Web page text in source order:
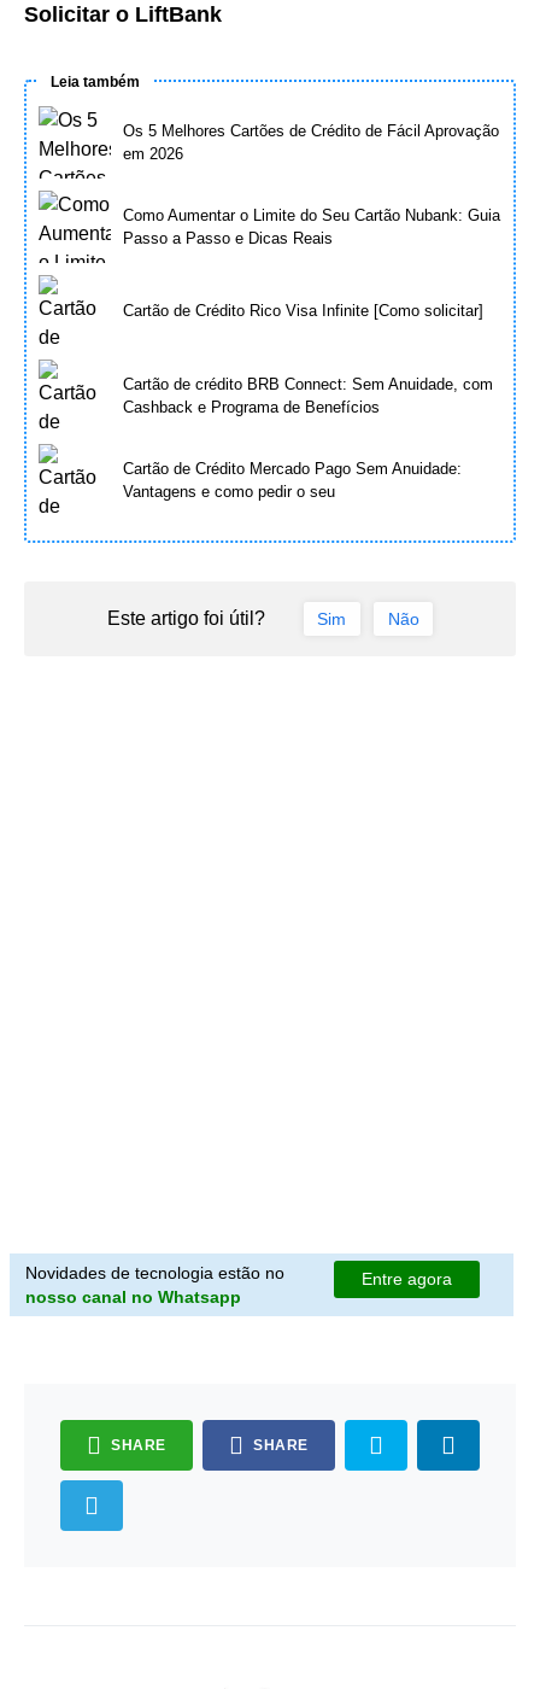
Solicitar o LiftBank
Leia também
Os 5 Melhores Cartões de Crédito de Fácil Aprovação
em 2026
Como Aumentar o Limite do Seu Cartão Nubank: Guia
Passo a Passo e Dicas Reais
Cartão de Crédito Rico Visa Infinite [Como solicitar]
Cartão de crédito BRB Connect: Sem Anuidade, com
Cashback e Programa de Benefícios
Cartão de Crédito Mercado Pago Sem Anuidade:
Vantagens e como pedir o seu
Este artigo foi útil? Sim Não
Novidades de tecnologia estão no
nosso canal no Whatsapp
Entre agora
SHARE SHARE